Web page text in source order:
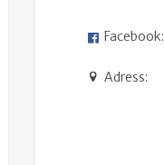
Facebook:
Adress: